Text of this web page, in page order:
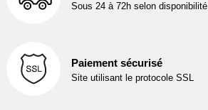
Sous 24 à 72h selon disponibilité
Paiement sécurisé
Site utilisant le protocole SSL